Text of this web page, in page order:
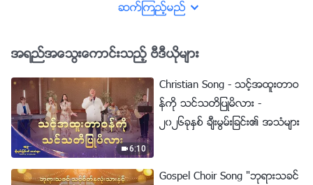
ဆက္ၾကည့္မည္
အရည္အေသြးေကာင္းသည့္ ဗီဒီယိုမ်ား
6:10
Christian Song - သင့္အထူးတာဝ
န္ကို သင္သတိျပဳမိလား -
၂၀၂၆ခုႏွစ္ ခ်ီးမြမ္းျခင္း၏ အသံမ်ား
Gospel Choir Song "ဘုရားသခင္